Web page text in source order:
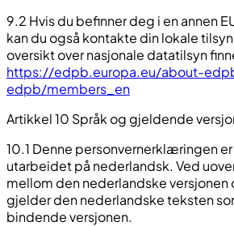
9.2 Hvis du befinner deg i en annen
kan du også kontakte din lokale
oversikt over nasjonale datatilsyn
https://edpb.europa.eu/about-
edpb/members_en
Artikkel 10 Språk og gjeldende
10.1 Denne personvernerklæringen
utarbeidet på nederlandsk. Ved
mellom den nederlandske versjonen
gjelder den nederlandske teksten
bindende versjonen.